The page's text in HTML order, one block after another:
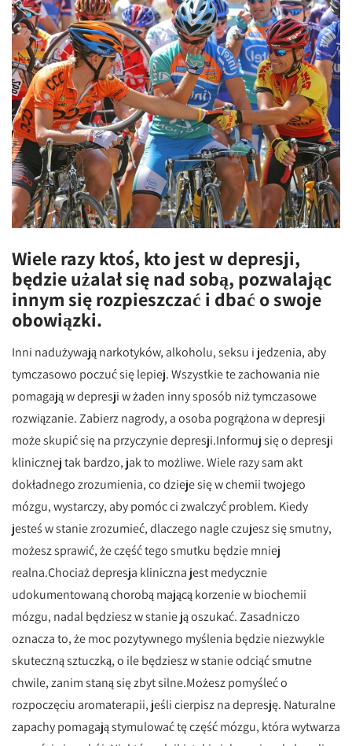
Wiele razy ktoś, kto jest w depresji,
będzie użalał się nad sobą, pozwalając
innym się rozpieszczać i dbać o swoje
obowiązki.
Inni nadużywają narkotyków, alkoholu, seksu i jedzenia, aby
tymczasowo poczuć się lepiej. Wszystkie te zachowania nie
pomagają w depresji w żaden inny sposób niż tymczasowe
rozwiązanie. Zabierz nagrody, a osoba pogrążona w depresji
może skupić się na przyczynie depresji.Informuj się o depresji
klinicznej tak bardzo, jak to możliwe. Wiele razy sam akt
dokładnego zrozumienia, co dzieje się w chemii twojego
mózgu, wystarczy, aby pomóc ci zwalczyć problem. Kiedy
jesteś w stanie zrozumieć, dlaczego nagle czujesz się smutny,
możesz sprawić, że część tego smutku będzie mniej
realna.Chociaż depresja kliniczna jest medycznie
udokumentowaną chorobą mającą korzenie w biochemii
mózgu, nadal będziesz w stanie ją oszukać. Zasadniczo
oznacza to, że moc pozytywnego myślenia będzie niezwykle
skuteczną sztuczką, o ile będziesz w stanie odciąć smutne
chwile, zanim staną się zbyt silne.Możesz pomyśleć o
rozpoczęciu aromaterapii, jeśli cierpisz na depresję. Naturalne
zapachy pomagają stymulować tę część mózgu, która wytwarza